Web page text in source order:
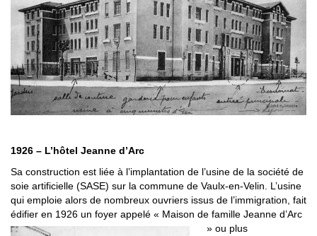
1926 – L’hôtel Jeanne d’Arc
Sa construction est liée à l’implantation de l’usine de la société de
soie artificielle (SASE) sur la commune de Vaulx-en-Velin. L’usine
qui emploie alors de nombreux ouvriers issus de l’immigration, fait
édifier en 1926 un foyer appelé « Maison de famille Jeanne d’Arc
» ou plus